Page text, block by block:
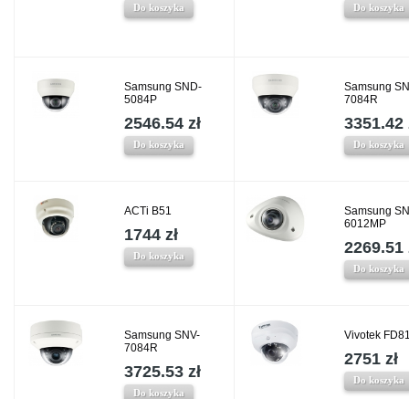
Do koszyka Do koszyka
Samsung SND-
5084P
2546.54 zł
Do koszyka
Samsung
7084R
3351.42
Do koszyka
ACTi B51
1744 zł
Do koszyka
Samsung
6012MP
2269.51
Do koszyka
Samsung SNV-
7084R
3725.53 zł
Do koszyka
Vivotek
2751 zł
Do koszyka